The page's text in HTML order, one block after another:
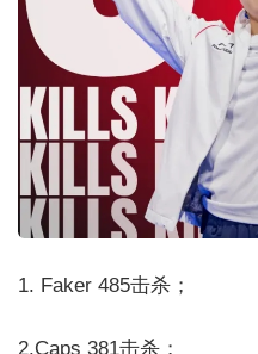
1. Faker 485击杀；
2.Caps 381击杀；